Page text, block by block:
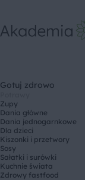
Gotuj zdrowo
Zupy
Dania główne
Dania jednogarnkowe
Dla dzieci
Kiszonki i przetwory
Sosy
Sałatki i surówki
Kuchnie świata
Zdrowy fastfood